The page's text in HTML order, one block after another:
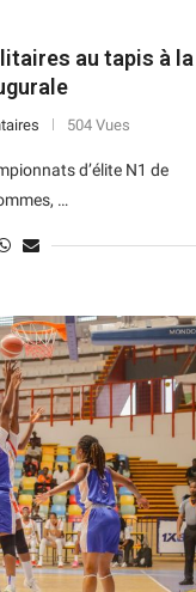
au tapis à la
504 Vues
d’élite N1 de
…